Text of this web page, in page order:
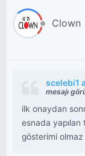
Clown
scelebi1
mesajı
ilk onaydan
esnada yapılan
gösterimi